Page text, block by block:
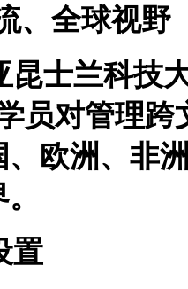
全球视野
兰科技大
员对管理
欧洲、非